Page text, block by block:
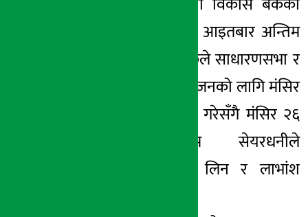
लाभांश सुरक्षित गर्ने आइतबार अन्तिम
दिन रहेको छ । बैंकले साधारणसभा र
लाभांश वितरण प्रयोजनको लागि मंसिर
२७ गते बुक क्लोज गरेसँगै मंसिर २६
गतेसम्म कायम सेयरधनीले
साधारणसभा भाग लिन र लाभांश